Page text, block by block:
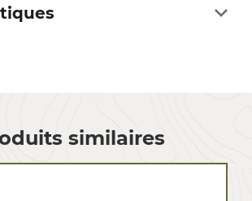
similaires